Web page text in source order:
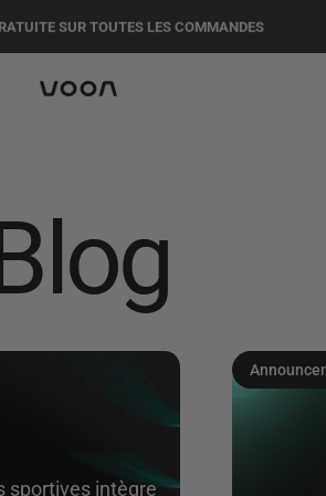
SUR TOUTES LES COMMANDES
Voon Sports
sportives intègre